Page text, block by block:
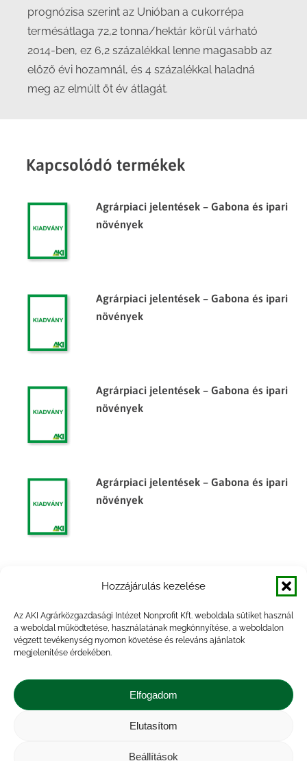
Hozzájárulás kezelése
Az AKI Agrárközgazdasági Intézet Nonprofit Kft. weboldala sütiket használ
a weboldal működtetése, használatának megkönnyítése, a weboldalon
végzett tevékenység nyomon követése és releváns ajánlatok
megjelenítése érdekében.
Elfogadom
Elutasítom
Beállítások
prognózisa szerint az Unióban a cukorrépa
termésátlaga 72,2 tonna/hektár körül várható
2014-ben, ez 6,2 százalékkal lenne magasabb az
előző évi hozamnál, és 4 százalékkal haladná
meg az elmúlt öt év átlagát.
Kapcsolódó termékek
Agrárpiaci jelentések – Gabona és ipari
növények
Agrárpiaci jelentések – Gabona és ipari
növények
Agrárpiaci jelentések – Gabona és ipari
növények
Agrárpiaci jelentések – Gabona és ipari
növények
Agrárpiaci jelentések – Gabona és ipari
növények
növények